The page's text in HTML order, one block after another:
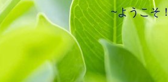
~ようこそ